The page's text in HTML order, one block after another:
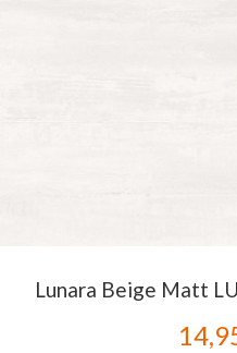
Lunara Beige Matt